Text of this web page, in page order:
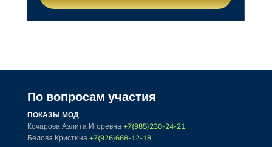
По вопросам участия
ПОКАЗЫ МОД
Кочарова Аэлита Игоревна +7(985)230-24-21
Белова Кристина +7(926)668-12-18